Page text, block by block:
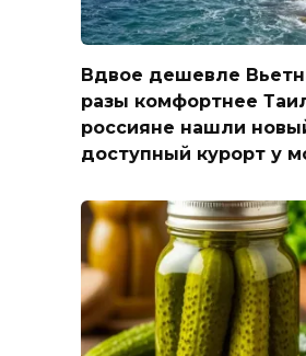
Вдвое дешевле
разы комфортнее
россияне нашли
доступный курорт у